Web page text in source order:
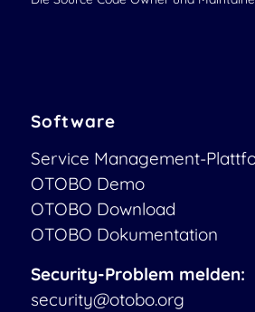
Software
Service Management-
OTOBO Demo
OTOBO Download
OTOBO Dokumentation
Security-Problem melden:
security@otobo.org